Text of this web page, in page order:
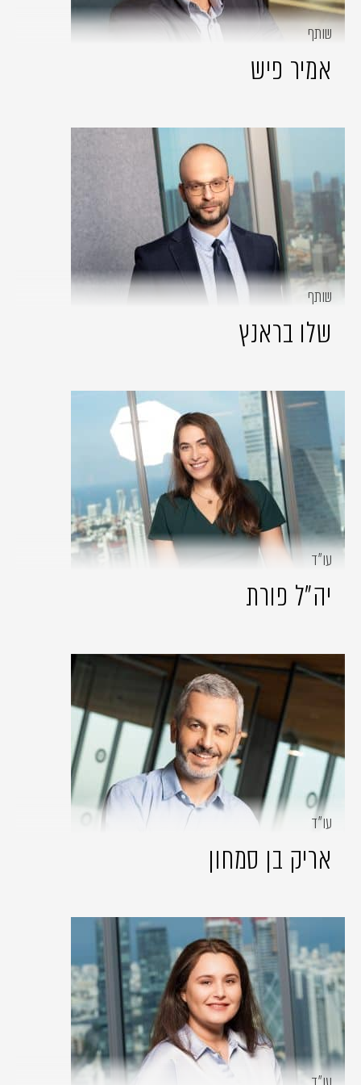
שותף
אמיר פיש
שותף
שלו בראנץ
עו״ד
יה"ל פורת
עו״ד
אריק בן סמחון